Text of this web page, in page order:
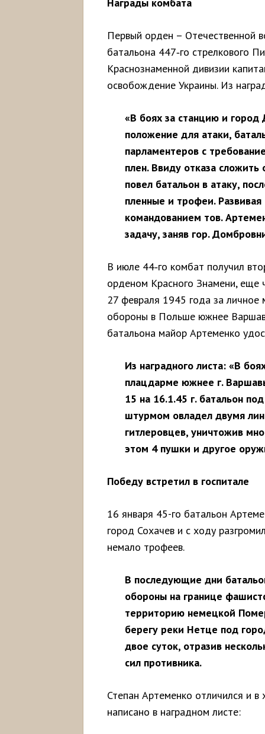
Награды комбата
Первый орден – Отечественной
батальона 447‑го стрелкового
Краснознаменной дивизии
освобождение Украины. Из
«В боях за станцию и
положение для атаки,
парламентеров с
плен. Ввиду отказа
повел батальон в атаку,
пленные и трофеи.
командованием тов.
задачу, заняв гор.
В июле 44‑го комбат получил
орденом Красного Знамени, еще
27 февраля 1945 года за личное
обороны в Польше южнее
батальона майор Артеменко
Из наградного листа: «В
плацдарме южнее г.
15 на 16.1.45 г. батальон
штурмом овладел двумя
гитлеровцев, уничтожив
этом 4 пушки и другое
Победу встретил в госпитале
16 января 45-го батальон
город Сохачев и с ходу
немало трофеев.
В последующие дни
обороны на границе
территорию немецкой
берегу реки Нетце под
двое суток, отразив
сил противника.
Степан Артеменко отличился и
написано в наградном листе: